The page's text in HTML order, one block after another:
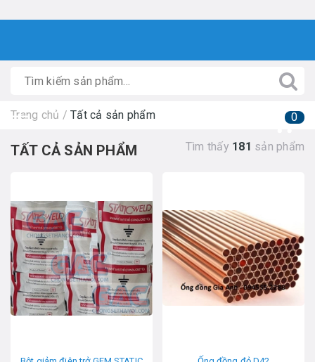
0
Trang chủ / Tất cả sản phẩm
TẤT CẢ SẢN PHẨM Tìm thấy 181 sản phẩm